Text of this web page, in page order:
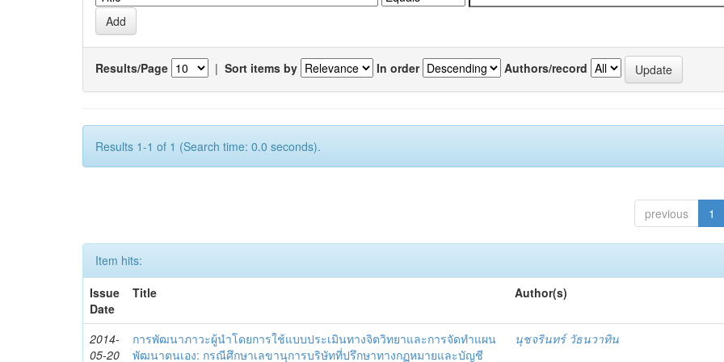
Results/Page | Sort items by In order Authors/record
Results 1-1 of 1 (Search time: 0.0 seconds).
previous 1
Item hits:
Issue
Date
Title Author(s)
2014-
05-20
การพัฒนาภาวะผู้นำโดยการใช้แบบประเมินทางจิตวิทยาและการจัดทำแผน
พัฒนาตนเอง: กรณีศึกษาเลขานุการบริษัทที่ปรึกษาทางกฏหมายและบัญชี
นุชจรินทร์ วัธนวาทิน